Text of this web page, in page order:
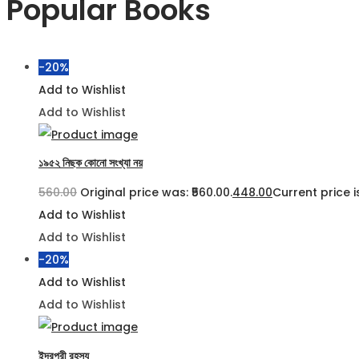
Popular Books
-20%
Add to Wishlist
Add to Wishlist
১৯৫২ নিছক কোনো সংখ্যা নয়
560.00 Original price was: ₹560.00.448.00Current price
Add to Wishlist
Add to Wishlist
-20%
Add to Wishlist
Add to Wishlist
ইন্দ্রপুরী রহস্য